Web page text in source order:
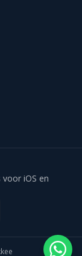
iOS en